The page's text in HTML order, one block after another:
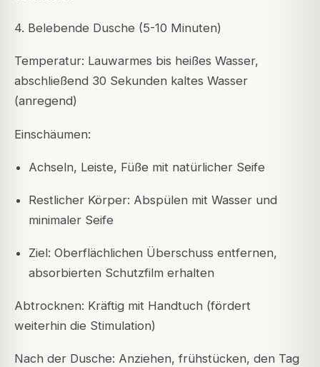
4. Belebende Dusche (5-10 Minuten)
Temperatur: Lauwarmes bis heißes Wasser,
abschließend 30 Sekunden kaltes Wasser
(anregend)
Einschäumen:
Achseln, Leiste, Füße mit natürlicher Seife
Restlicher Körper: Abspülen mit Wasser und
minimaler Seife
Ziel: Oberflächlichen Überschuss entfernen,
absorbierten Schutzfilm erhalten
Abtrocknen: Kräftig mit Handtuch (fördert
weiterhin die Stimulation)
Nach der Dusche: Anziehen, frühstücken, den Tag